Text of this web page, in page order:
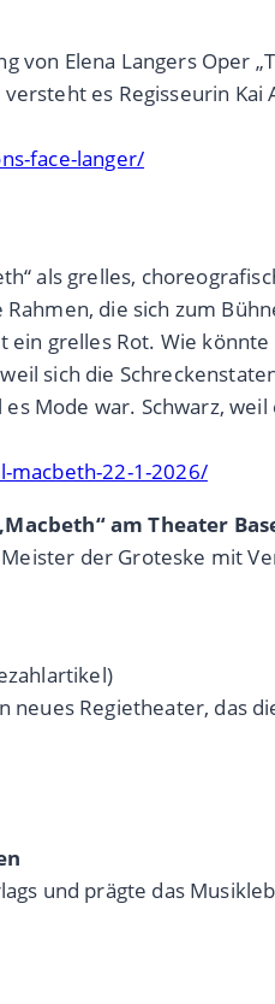
Elena Langers Oper
es Regisseurin
face-langer/
als grelles,
die sich zum
grelles Rot. Wie
sich die
Mode war. Schwarz,
22-1-2026/
am Theater
der Groteske mit
neues Regietheater,
und prägte das